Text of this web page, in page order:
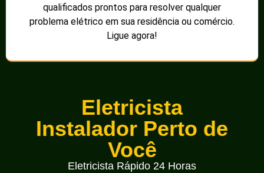
qualificados prontos para resolver qualquer
problema elétrico em sua residência ou comércio.
Ligue agora!
Eletricista
Instalador Perto de
Você
Eletricista Rápido 24 Horas